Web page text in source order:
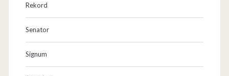
Rekord
Senator
Signum